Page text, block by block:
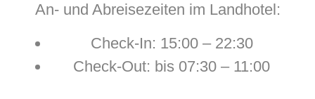
An- und Abreisezeiten im Landhotel:
Check-In: 15:00 – 22:30
Check-Out: bis 07:30 – 11:00